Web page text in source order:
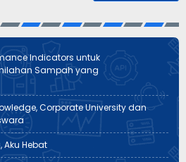
Indicators untuk
Sampah yang
Corporate University dan
Aku Hebat